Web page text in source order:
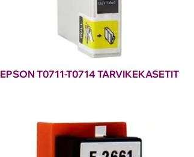
EPSON T0711-T0714 TARVIKEKASETIT